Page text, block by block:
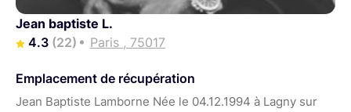
Jean baptiste L.
4.3 (22) Paris , 75017
Emplacement de récupération
Jean Baptiste Lamborne Née le 04.12.1994 à Lagny sur